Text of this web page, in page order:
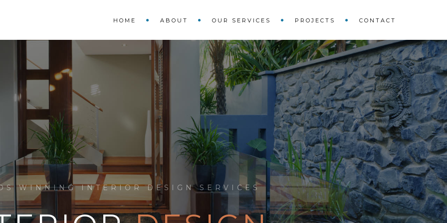
HOME ABOUT OUR SERVICES PROJECTS CONTACT
WINNING INTERIOR DESIGN SERVICES